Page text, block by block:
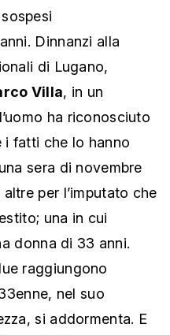
Dinnanzi alla
di Lugano,
Villa, in un
ha riconosciuto
i fatti che lo hanno
sera di novembre
per l’imputato che
una in cui
donna di 33 anni.
raggiungono
nel suo
si addormenta. E